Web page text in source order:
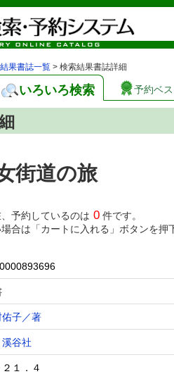
果書誌一覧 > 検索結果書誌詳細
いろいろ検索 予約ベ
街道の旅
予約しているのは 0 件です。
合は「カートに入れる」ボタンを押
佑子／著
溪谷社
２１．４